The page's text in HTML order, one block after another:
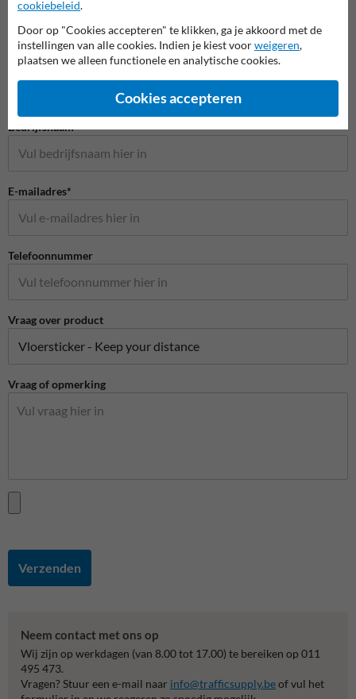
Stel je vraag aan Grondmarkering.be
Naam*
Bedrijfsnaam
E-mailadres*
Telefoonnummer
Vraag over product
Vraag of opmerking
Verzenden
Neem contact met ons op
Wij zijn op werkdagen (van 8.00 tot 17.00) te bereiken op 011
495 473.
Vragen? Stuur een e-mail naar info@trafficsupply.beof vul het
cookiebeleid.
Door op "Cookies accepteren" te klikken, ga je akkoord met de
instellingen van alle cookies. Indien je kiest voorweigeren,
plaatsen we alleen functionele en analytische cookies.
Cookies accepteren